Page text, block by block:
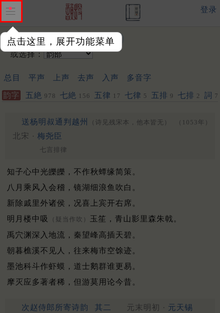
点击这里，展开功能菜单
登录
输入韵字：
或选择：
总目 平声 上声 去声 入声 多音字
韵字 五絶 978 七絶 156 五律 17 七律 5 五排 9 七排 2 詞
送杨明叔通判越州 （诗见残宋本，他本皆无） （1053年）
北宋 · 梅尧臣
七言排律
知子心中光皪皪，不作秋蟫缘简策。
八月乘风入会稽，镜湖细浪鱼吹白。
新除戚里外诸侯，况喜上宾开右席。
明月楼中吸
（疑当作吹） 玉笙，青山影里森朱戟。
禹穴渊深入地流，秦望峰高插天碧。
朝暮樵溪不见人，往来梅市空馀迹。
墨池科斗作虾蟆，道士鹅群谁更易。
摩灭应多著者稀，但游莫用论今昔。
次赵侍郎所寄诗韵 其二 元末明初 · 元天锡